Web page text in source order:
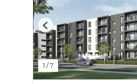
1 /7
Previous